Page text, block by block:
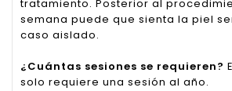
tratamiento. Posterior al
semana puede que sienta la piel
caso aislado.
¿Cuántas sesiones se requieren?
solo requiere una sesión al año.